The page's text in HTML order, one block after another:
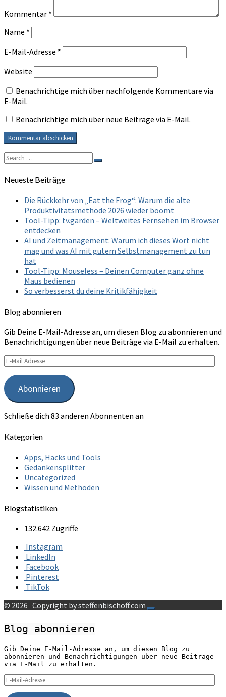
Kommentar *
Name *
E-Mail-Adresse *
Website
Benachrichtige mich über nachfolgende Kommentare via
E-Mail.
Benachrichtige mich über neue Beiträge via E-Mail.
Search
for:
Search
Neueste Beiträge
Die Rückkehr von „Eat the Frog“: Warum die alte
Produktivitätsmethode 2026 wieder boomt
Tool-Tipp: tv.garden – Weltweites Fernsehen im Browser
entdecken
AI und Zeitmanagement: Warum ich dieses Wort nicht
mag und was AI mit gutem Selbstmanagement zu tun
hat
Tool-Tipp: Mouseless – Deinen Computer ganz ohne
Maus bedienen
So verbesserst du deine Kritikfähigkeit
Blog abonnieren
Gib Deine E-Mail-Adresse an, um diesen Blog zu abonnieren und
Benachrichtigungen über neue Beiträge via E-Mail zu erhalten.
E-
Mail
Adresse
Abonnieren
Schließe dich 83 anderen Abonnenten an
Kategorien
Apps, Hacks und Tools
Gedankensplitter
Uncategorized
Wissen und Methoden
Blogstatistiken
132.642 Zugriffe
Instagram
LinkedIn
Facebook
Pinterest
TikTok
© 2026 Copyright by steffenbischoff.com
Blog abonnieren
Gib Deine E-Mail-Adresse an, um diesen Blog zu
abonnieren und Benachrichtigungen über neue Beiträge
via E-Mail zu erhalten.
E-
Mail-
Adresse